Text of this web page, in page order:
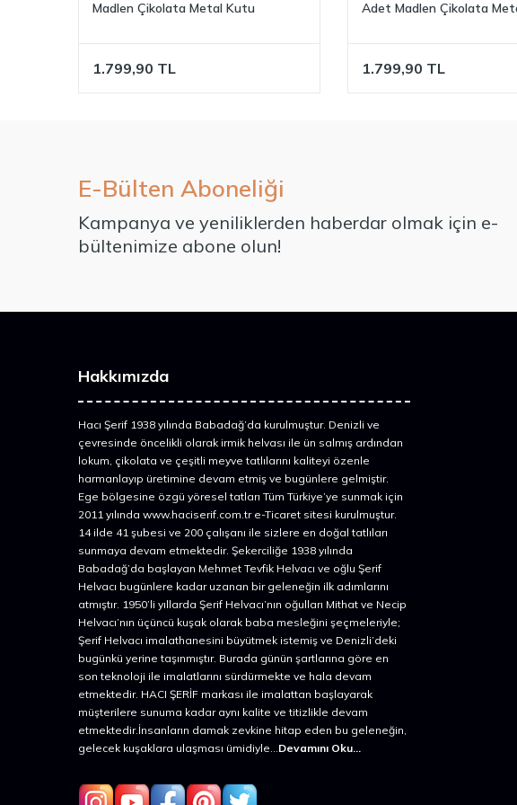
Madlen Çikolata Metal Kutu
1.799,90 TL
Adet Madlen Çikolata
1.799,90 TL
E-Bülten Aboneliği
Kampanya ve yeniliklerden haberdar olmak için e-
bültenimize abone olun!
Hakkımızda
Hacı Şerif 1938 yılında Babadağ’da kurulmuştur. Denizli ve
çevresinde öncelikli olarak irmik helvası ile ün salmış ardından
lokum, çikolata ve çeşitli meyve tatlılarını kaliteyi özenle
harmanlayıp üretimine devam etmiş ve bugünlere gelmiştir.
Ege bölgesine özgü yöresel tatları Tüm Türkiye’ye sunmak için
2011 yılında www.haciserif.com.tr e-Ticaret sitesi kurulmuştur.
14 ilde 41 şubesi ve 200 çalışanı ile sizlere en doğal tatlıları
sunmaya devam etmektedir. Şekerciliğe 1938 yılında
Babadağ’da başlayan Mehmet Tevfik Helvacı ve oğlu Şerif
Helvacı bugünlere kadar uzanan bir geleneğin ilk adımlarını
atmıştır. 1950’li yıllarda Şerif Helvacı’nın oğulları Mithat ve Necip
Helvacı’nın üçüncü kuşak olarak baba mesleğini şeçmeleriyle;
Şerif Helvacı imalathanesini büyütmek istemiş ve Denizli’deki
bugünkü yerine taşınmıştır. Burada günün şartlarına göre en
son teknoloji ile imalatlarını sürdürmekte ve hala devam
etmektedir. HACI ŞERİF markası ile imalattan başlayarak
müşterilere sunuma kadar aynı kalite ve titizlikle devam
etmektedir.İnsanların damak zevkine hitap eden bu geleneğin,
gelecek kuşaklara ulaşması ümidiyle...Devamını Oku...